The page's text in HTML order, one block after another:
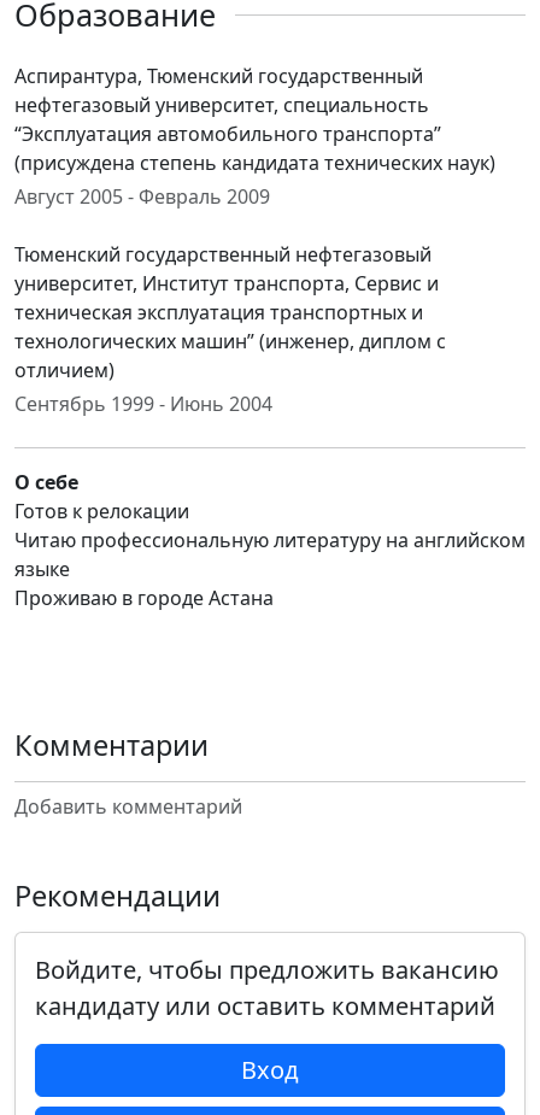
Образование
Аспирантура, Тюменский государственный
нефтегазовый университет, специальность
“Эксплуатация автомобильного транспорта”
(присуждена степень кандидата технических наук)
Август 2005 - Февраль 2009
Тюменский государственный нефтегазовый
университет, Институт транспорта, Сервис и
техническая эксплуатация транспортных и
технологических машин” (инженер, диплом с
отличием)
Сентябрь 1999 - Июнь 2004
О себе
Готов к релокации
Читаю профессиональную литературу на английском
языке
Проживаю в городе Астана
Комментарии
Добавить комментарий
Рекомендации
Войдите, чтобы предложить вакансию
кандидату или оставить комментарий
Вход